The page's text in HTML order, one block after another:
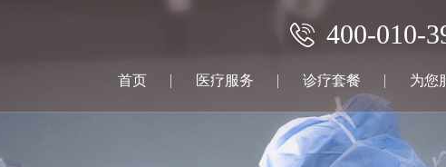
400-010-
首页 医疗服务 诊疗套餐 为您